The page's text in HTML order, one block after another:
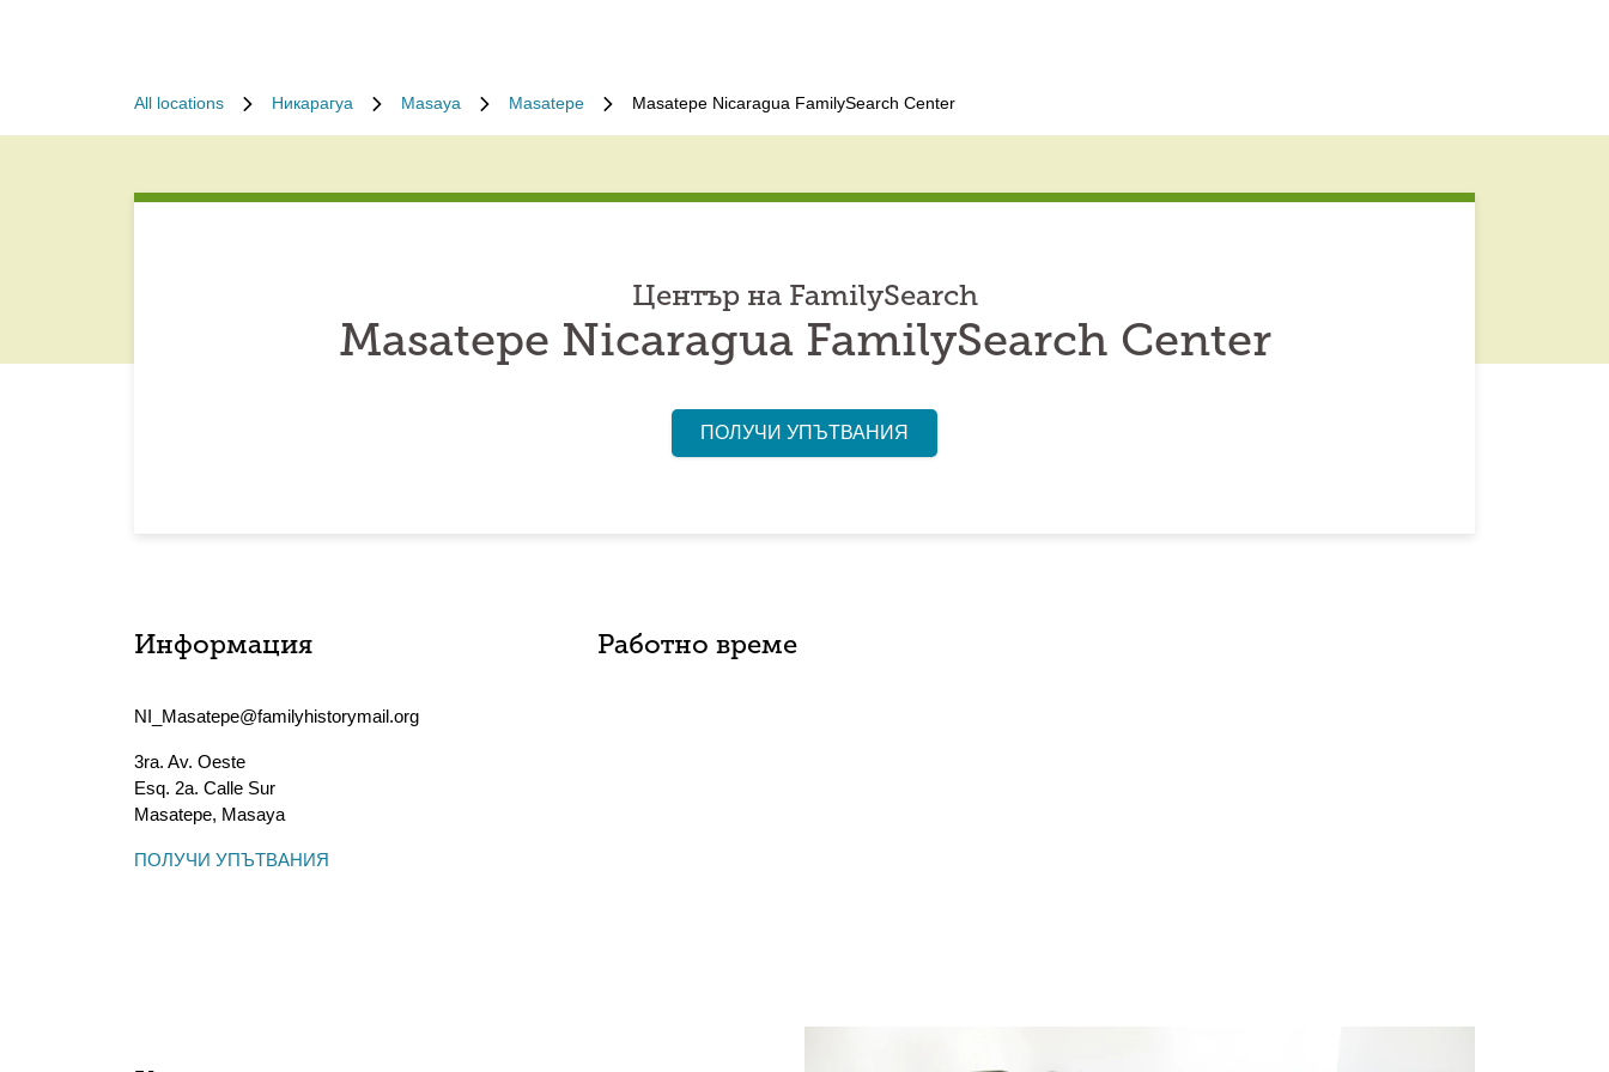
All locations Никарагуа Masaya Masatepe Masatepe Nicaragua FamilySearch Center
Център на FamilySearch
Masatepe Nicaragua FamilySearch Center
ПОЛУЧИ УПЪТВАНИЯ
Информация
NI_Masatepe@familyhistorymail.org
3ra. Av. Oeste
Esq. 2a. Calle Sur
Masatepe, Masaya
ПОЛУЧИ УПЪТВАНИЯ
Работно време